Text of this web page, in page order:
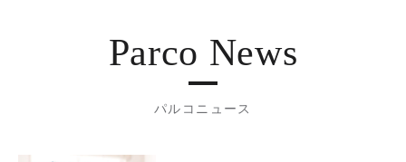
Parco News
パルコニュース